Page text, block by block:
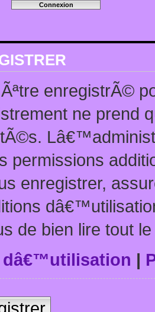
enregistrÃ©
ne prend
permissions
enregistrer,
de bien lire tout
|